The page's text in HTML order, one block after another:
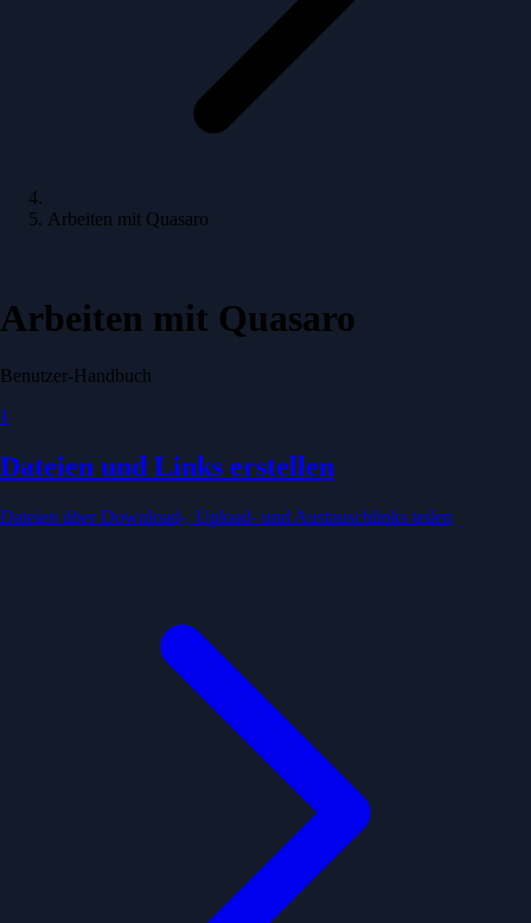
Arbeiten mit Quasaro
Arbeiten mit Quasaro
Benutzer-Handbuch
1
Dateien und Links erstellen
Dateien über Download-, Upload- und Austauschlinks teilen